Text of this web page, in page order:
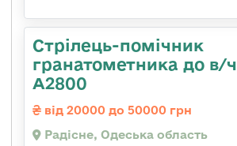
Стрілець-помічник
гранатометника до в/ч
А2800
від 20000 до 50000 грн
Радісне, Одеська область